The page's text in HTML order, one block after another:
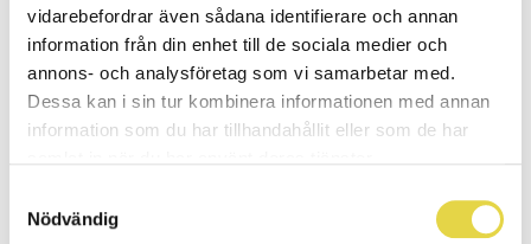
vidarebefordrar även sådana identifierare och annan
information från din enhet till de sociala medier och
annons- och analysföretag som vi samarbetar med.
Dessa kan i sin tur kombinera informationen med annan
information som du har tillhandahållit eller som de har
Nödvändig
PT Small Group
Nu startar vi upp PT Small …
2024-10-28 | 1 min lästid